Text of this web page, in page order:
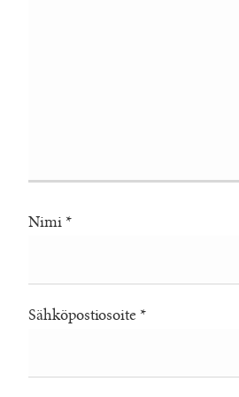
Nimi *
Sähköpostiosoite *